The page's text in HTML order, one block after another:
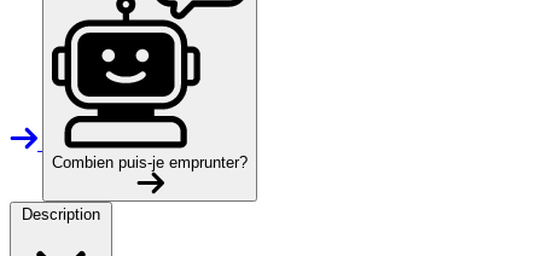
Combien puis-je emprunter?
Description